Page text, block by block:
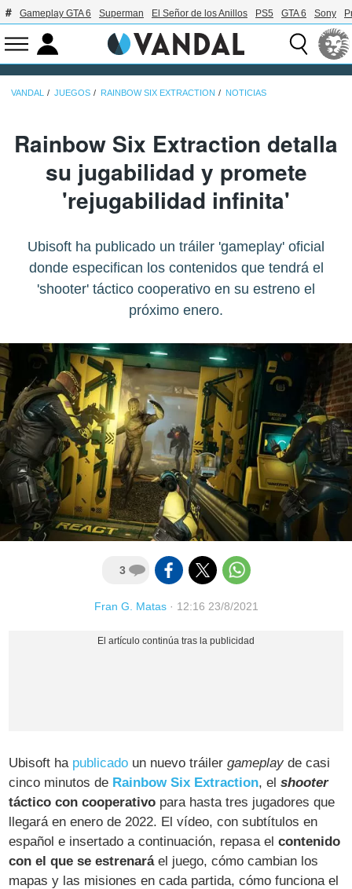
Gameplay GTA 6 Superman El Señor de los Anillos PS5 GTA 6 Sony
VANDAL JUEGOS RAINBOW SIX EXTRACTION NOTICIAS
Rainbow Six Extraction detalla
su jugabilidad y promete
'rejugabilidad infinita'
Ubisoft ha publicado un tráiler 'gameplay' oficial
donde especifican los contenidos que tendrá el
'shooter' táctico cooperativo en su estreno el
próximo enero.
3
Fran G. Matas· 12:16 23/8/2021
Ubisoft ha publicado un nuevo tráilergameplay de casi
cinco minutos de Rainbow Six Extraction, elshooter
táctico con cooperativo para hasta tres jugadores que
llegará en enero de 2022. El vídeo, con subtítulos en
español e insertado a continuación, repasa elcontenido
con el que se estrenaráel juego, cómo cambian los
mapas y las misiones en cada partida, cómo funciona el